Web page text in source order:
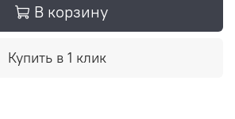
В корзину
Купить в 1 клик